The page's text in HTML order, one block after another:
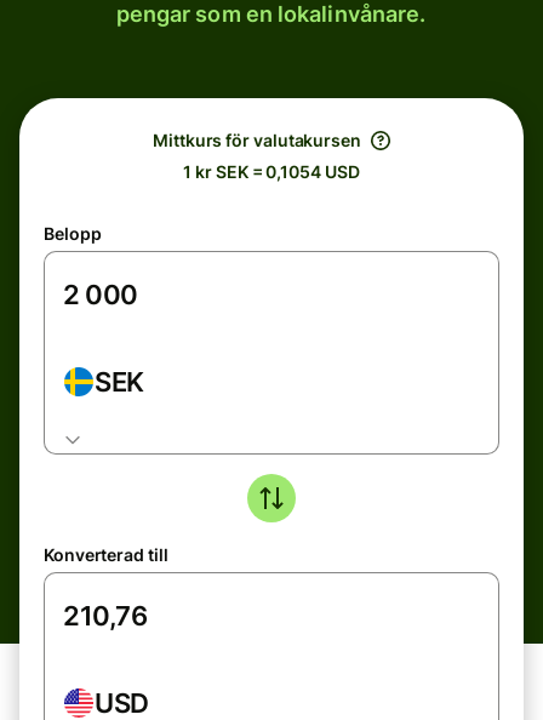
pengar som en lokalinvånare.
Mittkurs för valutakursen
1 kr SEK = 0,1054 USD
Belopp
SEK
Konverterad till
USD